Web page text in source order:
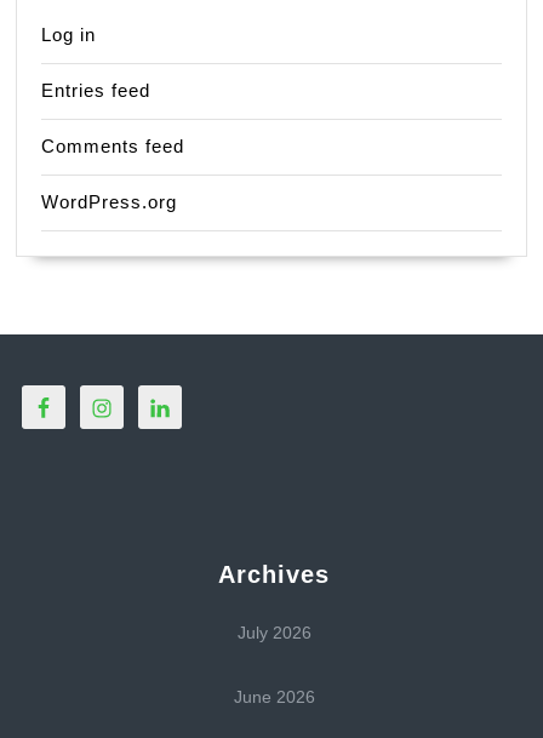
Log in
Entries feed
Comments feed
WordPress.org
Archives
July 2026
June 2026